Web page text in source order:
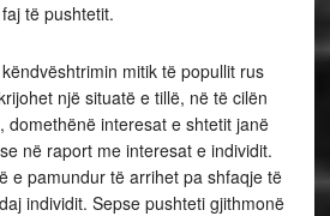
të pushtetit.
mitik të popullit rus
një situatë e tillë, në të cilën
domethënë interesat e shtetit janë
në raport me interesat e individit.
e pamundur të arrihet pa shfaqje të
individit. Sepse pushteti gjithmonë